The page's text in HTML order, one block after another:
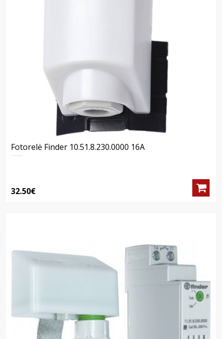
Fotorelė Finder 10.51.8.230.0000 16A
32.50€